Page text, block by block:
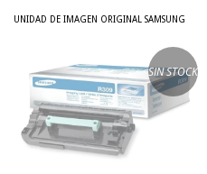
UNIDAD DE IMAGEN ORIGINAL SAMSUNG
SIN STOCK